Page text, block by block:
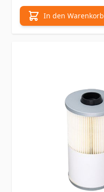
In den Warenkorb